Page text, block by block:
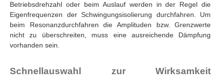
Betriebsdrehzahl oder beim Auslauf werden in der Regel die
Eigenfrequenzen der Schwingungsisolierung durchfahren. Um
beim Resonanzdurchfahren die Amplituden bzw. Grenzwerte
nicht zu überschreiten, muss eine ausreichende Dämpfung
vorhanden sein.
Schnellauswahl zur Wirksamkeit